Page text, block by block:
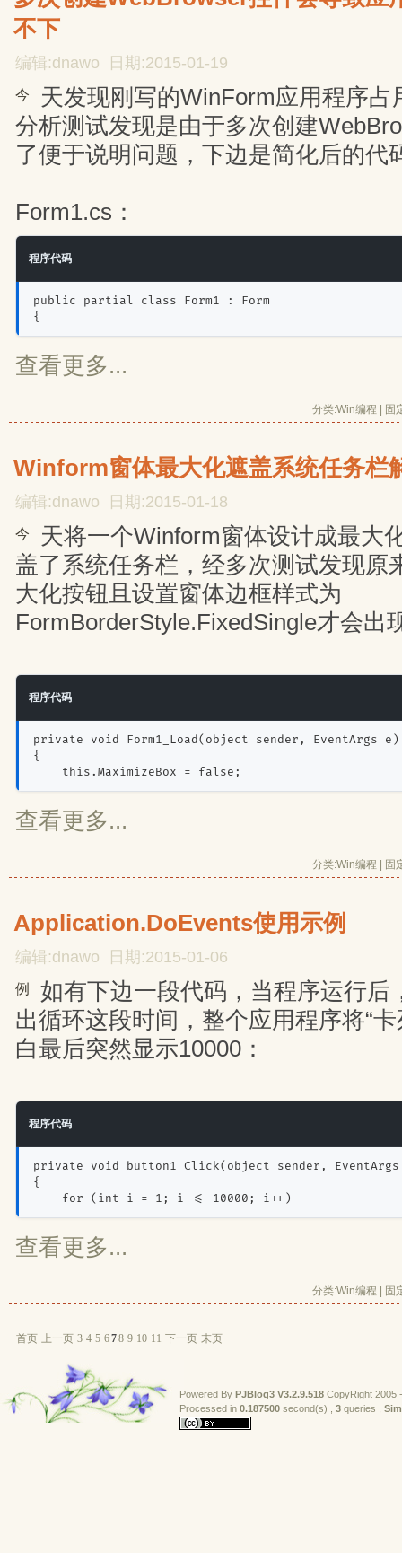
不下
编辑:dnawo 日期:2015-01-19
今
天发现刚写的WinForm应用程序占
分析测试发现是由于多次创建
了便于说明问题，下边是简化后的代
Form1.cs：
程序代码
public partial class Form1 : Form
{
查看更多...
分类:Win编程 固
Winform窗体最大化遮盖系统任务栏
编辑:dnawo 日期:2015-01-18
今
天将一个Winform窗体设计成最大
盖了系统任务栏，经多次测试发现原
大化按钮且设置窗体边框样式为
FormBorderStyle.FixedSingle才会出
程序代码
private void Form1_Load(object sender, EventArgs e)
{
this.MaximizeBox = false;
查看更多...
分类:Win编程 固
Application.DoEvents使用示例
编辑:dnawo 日期:2015-01-06
例
如有下边一段代码，当程序运行后
出循环这段时间，整个应用程序将“
白最后突然显示10000：
程序代码
private void button1_Click(object sender,
{
for (int i = 1; i <= 10000; i++)
查看更多...
分类:Win编程 固
首页 上一页 3 4 5 678 9 10 11 下一页 末页
Powered By PJBlog3 V3.2.9.518 CopyRight 2005
Processed in 0.187500 second(s) , 3 queries ,